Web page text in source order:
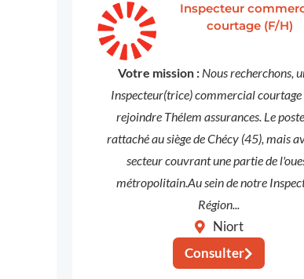
Inspecteur
courtage (F/H)
Votre mission : Nous recherchons,
Inspecteur(trice) commercial
rejoindre Thélem assurances. Le
rattaché au siège de Chécy (45), mais
secteur couvrant une partie de
métropolitain.Au sein de notre
Région...
Niort
Consulter